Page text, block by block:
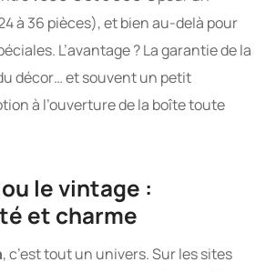
à 36 pièces), et bien au-delà pour
L’avantage ? La garantie de la
décor… et souvent un petit
à l’ouverture de la boîte toute
ou le vintage :
et charme
, c’est tout un univers. Sur les sites